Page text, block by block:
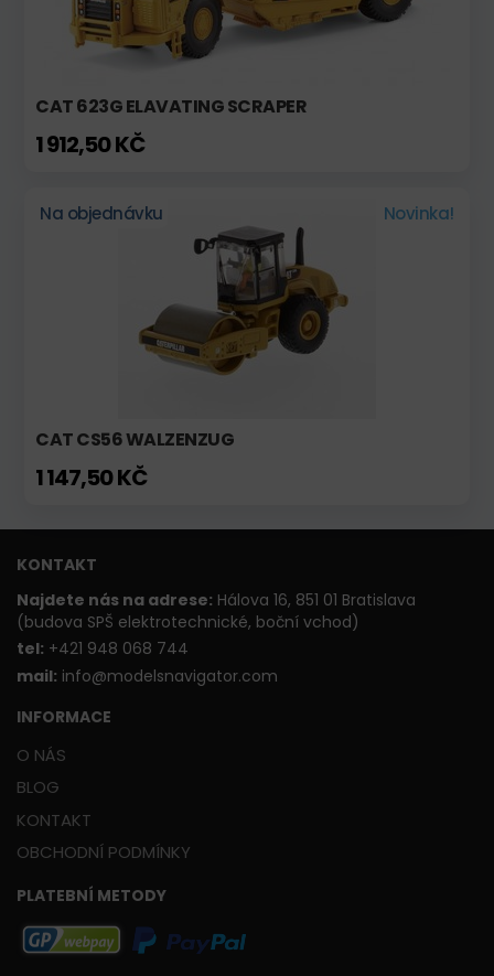
CAT 623G ELAVATING SCRAPER
1 912,50 KČ
Na objednávku Novinka!
CAT CS56 WALZENZUG
1 147,50 KČ
KONTAKT
Najdete nás na adrese: Hálova 16, 851 01 Bratislava
(budova SPŠ elektrotechnické, boční vchod)
tel: +421 948 068 744
mail: info@modelsnavigator.com
INFORMACE
O NÁS
BLOG
KONTAKT
OBCHODNÍ PODMÍNKY
PLATEBNÍ METODY